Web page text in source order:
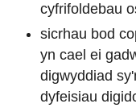
cyfrifoldebau
sicrhau bod
yn cael ei
digwyddiad
dyfeisiau